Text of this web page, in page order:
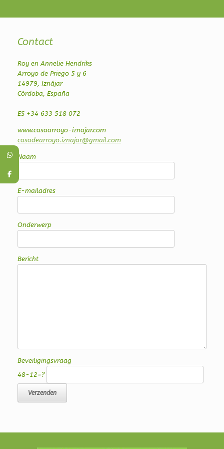
Contact
Roy en Annelie Hendriks
Arroyo de Priego 5 y 6
14979, Iznájar
Córdoba, España
ES +34 633 518 072
www.casaarroyo-iznajar.com
casadearroyo.iznajar@gmail.com
Naam
E-mailadres
Onderwerp
Bericht
Beveiligingsvraag
48-12=?